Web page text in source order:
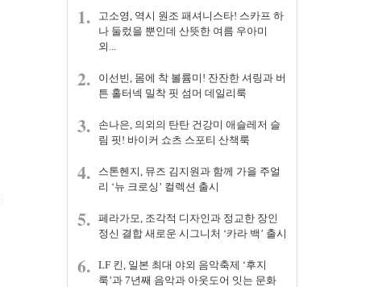
1.
고소영, 역시 원조 패셔니스타! 스카프 하
나 둘렀을 뿐인데 산뜻한 여름 우아미
외...
2.
이선빈, 몸에 착 볼륨미! 잔잔한 셔링과 버
튼 홀터넥 밀착 핏 섬머 데일리룩
3.
손나은, 의외의 탄탄 건강미 애슬레저 슬
림 핏! 바이커 쇼츠 스포티 산책룩
4.
스톤헨지, 뮤즈 김지원과 함께 가을 주얼
리 ‘뉴 크로싱’ 컬렉션 출시
5.
페라가모, 조각적 디자인과 정교한 장인
정신 결합 새로운 시그니처 ‘카라 백’ 출시
6.
LF 킨, 일본 최대 야외 음악축제 ‘후지
룩’과 7년째 음악과 아웃도어 잇는 문화